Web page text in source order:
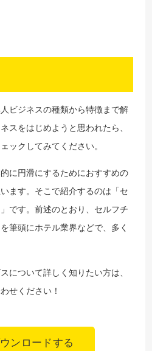
ビジネスの種類から特徴まで解
スをはじめようと思われたら、
ックしてみてください。
に円滑にするためにおすすめの
ます。そこで紹介するのは「セ
です。前述のとおり
、セルフチ
筆頭にホテル業界などで、多く
について詳しく知りたい方は、
せください！
ンロードする